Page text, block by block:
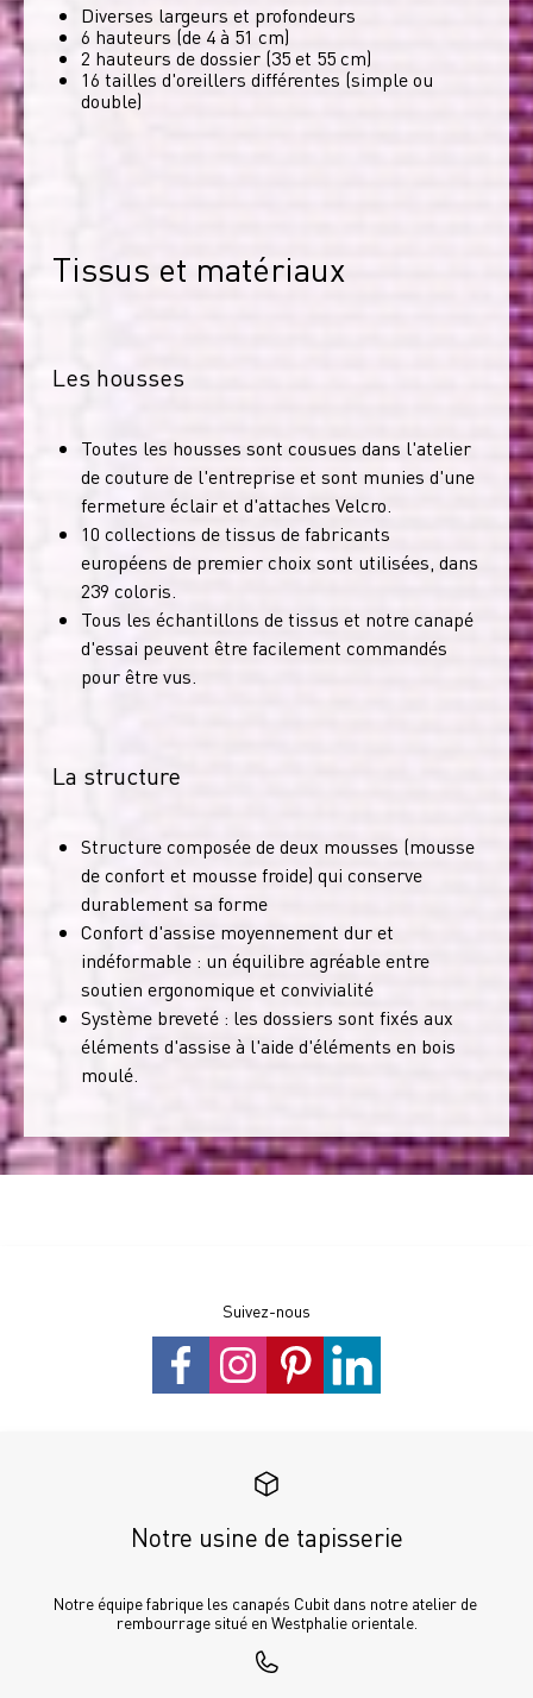
Diverses largeurs et profondeurs
6 hauteurs (de 4 à 51 cm)
2 hauteurs de dossier (35 et 55 cm)
16 tailles d'oreillers différentes (simple ou
double)
Tissus et matériaux
Les housses
Toutes les housses sont cousues dans l'atelier
de couture de l'entreprise et sont munies d'une
fermeture éclair et d'attaches Velcro.
10 collections de tissus de fabricants
européens de premier choix sont utilisées, dans
239 coloris.
Tous les échantillons de tissus et notre canapé
d'essai peuvent être facilement commandés
pour être vus.
La structure
Structure composée de deux mousses (mousse
de confort et mousse froide) qui conserve
durablement sa forme
Confort d'assise moyennement dur et
indéformable : un équilibre agréable entre
soutien ergonomique et convivialité
Système breveté : les dossiers sont fixés aux
éléments d'assise à l'aide d'éléments en bois
moulé.
Suivez-nous
Notre usine de tapisserie
Notre équipe fabrique les canapés Cubit dans notre atelier de
rembourrage situé en Westphalie orientale.